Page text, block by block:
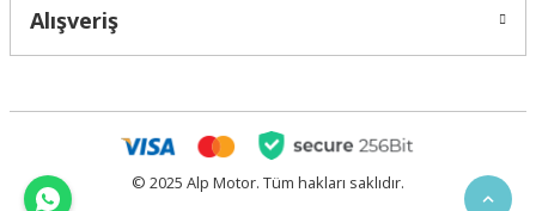
Alışveriş
© 2025 Alp Motor. Tüm hakları saklıdır.